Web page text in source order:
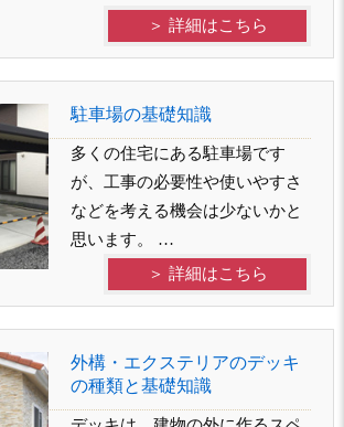
＞ 詳細はこちら
駐車場の基礎知識
多くの住宅にある駐車場です
が、工事の必要性や使いやすさ
などを考える機会は少ないかと
思います。 …
＞ 詳細はこちら
外構・エクステリアのデッキ
の種類と基礎知識